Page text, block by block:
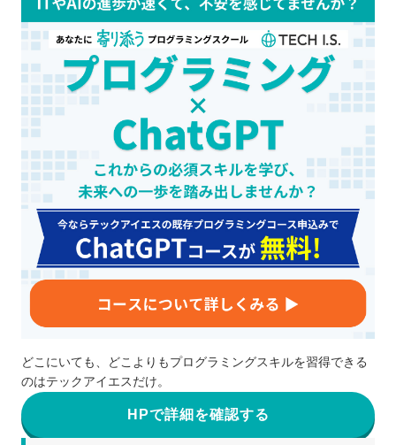
どこにいても、どこよりもプログラミングスキルを習得できる
のはテックアイエスだけ。
HPで詳細を確認する